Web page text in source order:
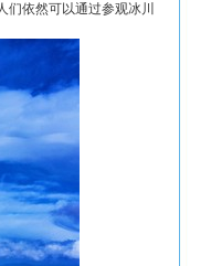
依然可以通过参观冰川